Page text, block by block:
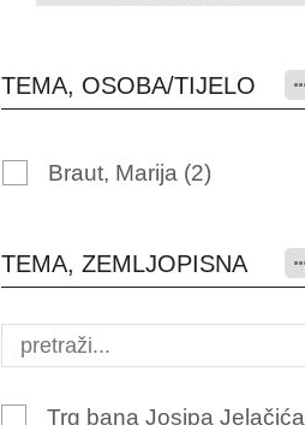
TEMA, OSOBA/TIJELO
Braut, Marija (2)
TEMA, ZEMLJOPISNA
Trg bana Josipa Jelačića